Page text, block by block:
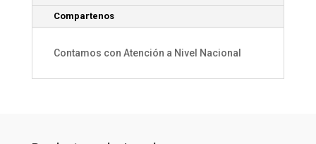
Compartenos
Contamos con Atención a Nivel Nacional